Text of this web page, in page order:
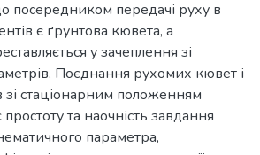
посередником передачі руху в
є ґрунтова кювета, а
у зачеплення зі
Поєднання рухомих кювет і
зі стаціонарним положенням
та наочність завдання
параметра,